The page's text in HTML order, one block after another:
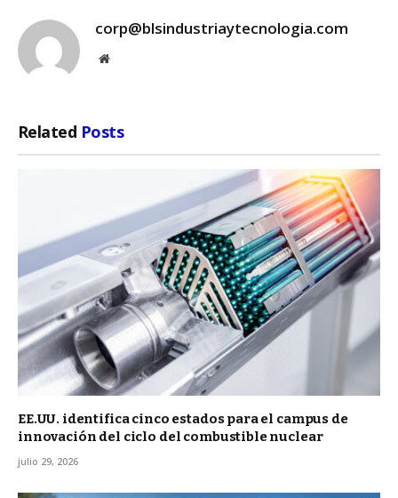
corp@blsindustriaytecnologia.com
Website
Related Posts
EE.UU. identifica cinco estados para el campus de
innovación del ciclo del combustible nuclear
julio 29, 2026